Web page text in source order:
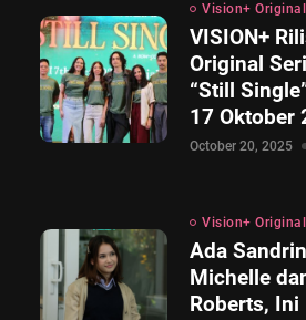
Vision+
VISION+
Original
“Still
17 Oktober
October 20, 2025
Vision+
Ada
Michelle
Roberts, Ini